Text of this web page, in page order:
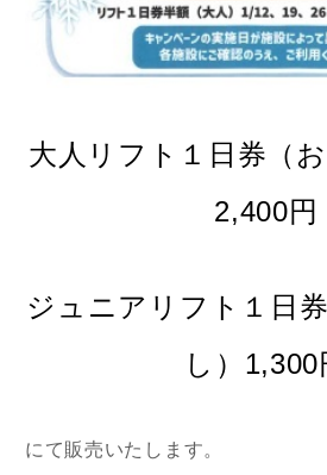
大人リフト１日券（お
2,400円
ジュニアリフト１日
し）1,300
にて販売いたします。